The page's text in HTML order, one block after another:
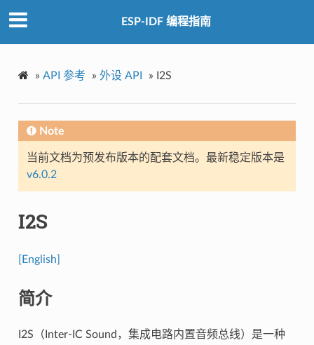
ESP-IDF 编程指南
» API 参考 » 外设 API » I2S
Note
当前文档为预发布版本的配套文档。最新稳定版本是
v6.0.2
I2S
[English]
简介
I2S（Inter-IC Sound，集成电路内置音频总线）是一种